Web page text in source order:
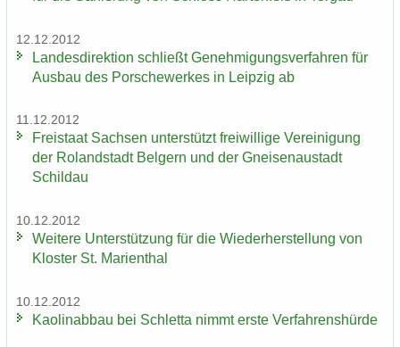
12.12.2012
Lan­des­di­rek­ti­on schließt Ge­neh­mi­gungs­ver­fah­ren für
Aus­bau des Por­sche­wer­kes in Leip­zig ab
11.12.2012
Frei­staat Sach­sen un­ter­stützt frei­wil­li­ge Ver­ei­ni­gung
der Ro­land­stadt Bel­gern und der Gnei­sen­au­stadt
Schildau
10.12.2012
Wei­te­re Un­ter­stüt­zung für die Wie­der­her­stel­lung von
Klos­ter St. Ma­ri­en­thal
10.12.2012
Kao­lin­ab­bau bei Schlet­ta nimmt erste Ver­fah­rens­hür­de